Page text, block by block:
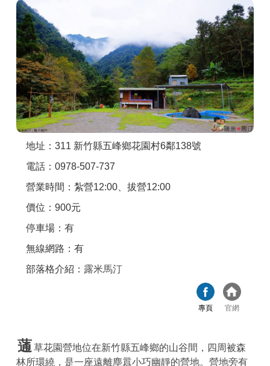
推薦景點
討論區
聯絡我們
APP下載
地址：311 新竹縣五峰鄉花園村6鄰138號
電話：0978-507-737
營業時間：紮營12:00、拔營12:00
價位：900元
停車場：有
無線網路：有
部落格介紹： 露米馬汀
專頁 官網
蓪草花園營地位在新竹縣五峰鄉的山谷間，四周被森
林所環繞，是一座遠離塵囂小巧幽靜的營地。營地旁有